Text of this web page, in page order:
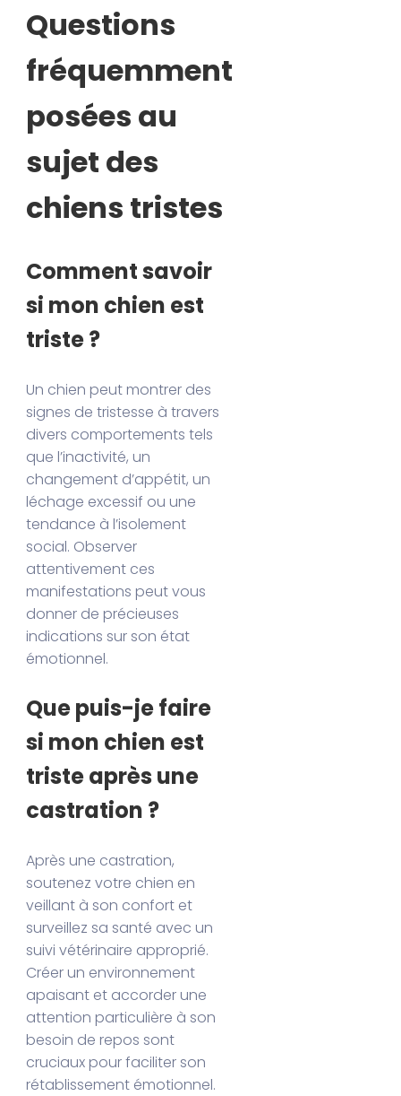
Questions
fréquemment
posées au
sujet des
chiens tristes
Comment savoir
si mon chien est
triste ?
Un chien peut montrer des
signes de tristesse à travers
divers comportements tels
que l’inactivité, un
changement d’appétit, un
léchage excessif ou une
tendance à l’isolement
social. Observer
attentivement ces
manifestations peut vous
donner de précieuses
indications sur son état
émotionnel.
Que puis-je faire
si mon chien est
triste après une
castration ?
Après une castration,
soutenez votre chien en
veillant à son confort et
surveillez sa santé avec un
suivi vétérinaire approprié.
Créer un environnement
apaisant et accorder une
attention particulière à son
besoin de repos sont
cruciaux pour faciliter son
rétablissement émotionnel.